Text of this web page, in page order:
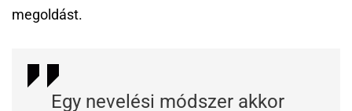
megoldást.
Egy nevelési módszer akkor